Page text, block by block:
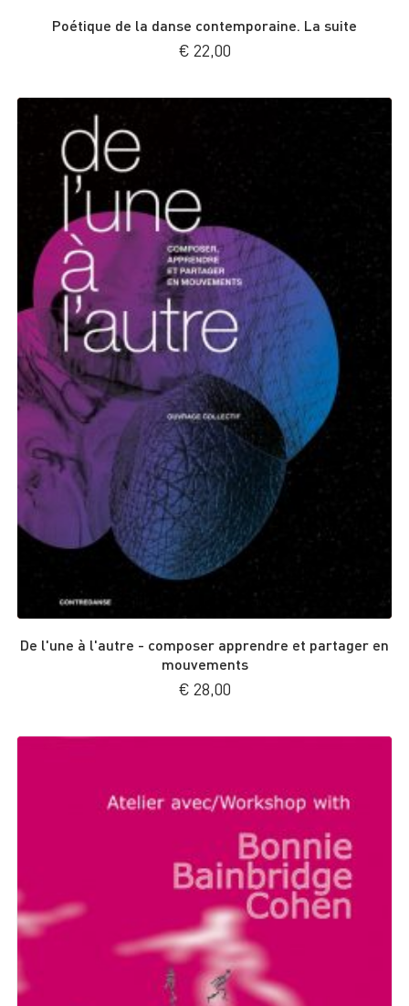
Poétique de la danse contemporaine. La suite
€ 22,00
De l'une à l'autre - composer apprendre et partager en
mouvements
€ 28,00